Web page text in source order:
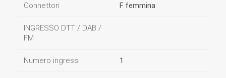
Connettori F femmina
INGRESSO DTT / DAB /
FM
Numero ingressi 1